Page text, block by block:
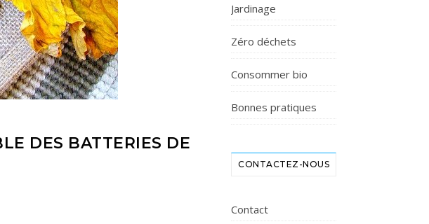
DES BATTERIES DE
Jardinage
Zéro déchets
Consommer bio
Bonnes pratiques
CONTACTEZ-NOUS
Contact